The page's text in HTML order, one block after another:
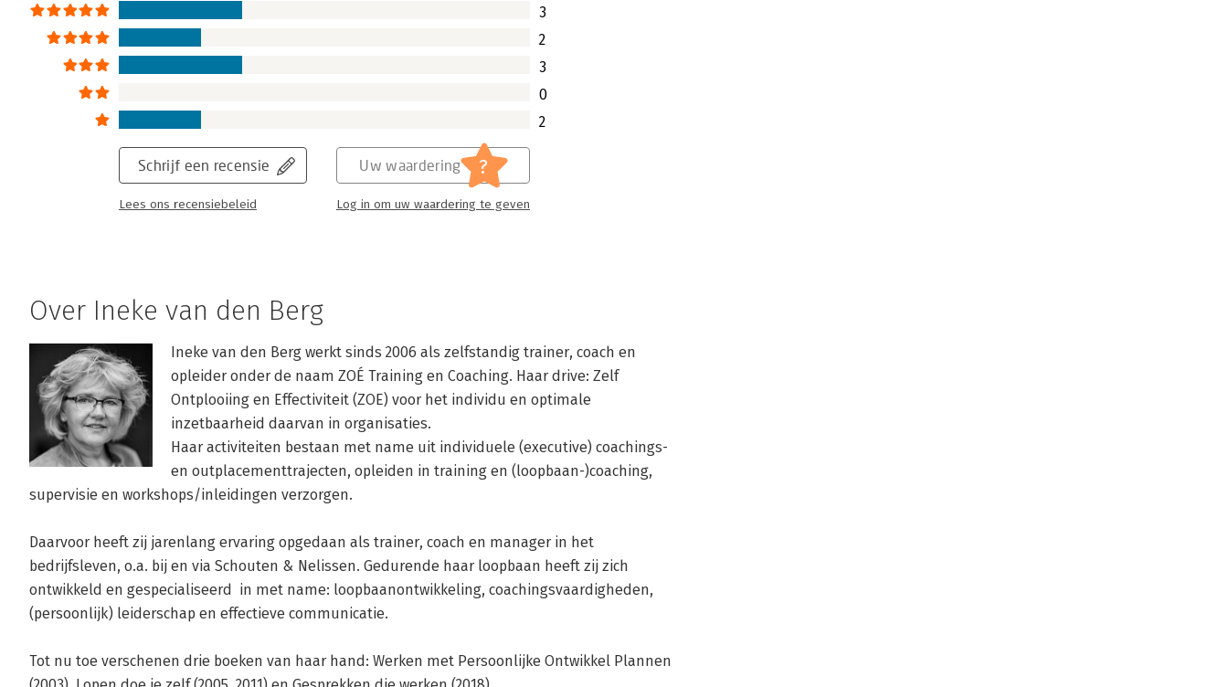
3
2
3
0
2
Schrijf een recensie
Lees ons recensiebeleid
Uw waardering ?
Log in om uw waardering te geven
Over Ineke van den Berg
Ineke van den Berg werkt sinds 2006 als zelfstandig trainer, coach en
opleider onder de naam ZOÉ Training en Coaching. Haar drive: Zelf
Ontplooiing en Effectiviteit (ZOE) voor het individu en optimale
inzetbaarheid daarvan in organisaties.
Haar activiteiten bestaan met name uit individuele (executive) coachings-
en outplacementtrajecten, opleiden in training en (loopbaan-)coaching,
supervisie en workshops/inleidingen verzorgen.
Daarvoor heeft zij jarenlang ervaring opgedaan als trainer, coach en manager in het
bedrijfsleven, o.a. bij en via Schouten & Nelissen. Gedurende haar loopbaan heeft zij zich
ontwikkeld en gespecialiseerd  in met name: loopbaanontwikkeling, coachingsvaardigheden,
(persoonlijk) leiderschap en effectieve communicatie.
Tot nu toe verschenen drie boeken van haar hand: Werken met Persoonlijke Ontwikkel Plannen